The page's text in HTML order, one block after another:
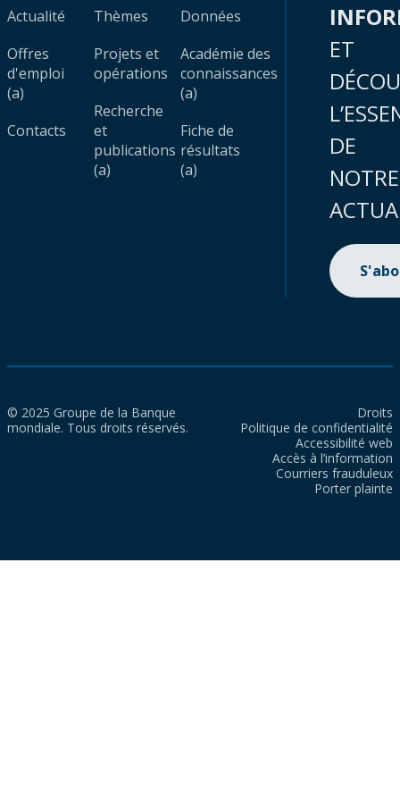
Actualité
Offres
d'emploi
(a)
Contacts
Thèmes
Projets et
opérations
Recherche
et
publications
(a)
Données
Académie des
connaissances
(a)
Fiche de
résultats
(a)
ET
DE
NOTRE
© 2025 Groupe de la Banque
mondiale. Tous droits réservés.
Droits
Politique de confidentialité
Accessibilité web
Accès à l’information
Courriers frauduleux
Porter plainte